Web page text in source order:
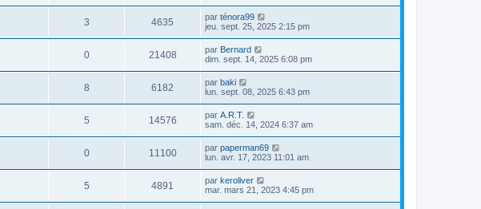
3 4635 par ténora99
jeu. sept. 25, 2025 2:15 pm
0 21408 par Bernard
dim. sept. 14, 2025 6:08 pm
8 6182 par baki
lun. sept. 08, 2025 6:43 pm
5 14576 par A.R.T.
sam. déc. 14, 2024 6:37 am
0 11100 par paperman69
lun. avr. 17, 2023 11:01 am
5 4891 par keroliver
mar. mars 21, 2023 4:45 pm